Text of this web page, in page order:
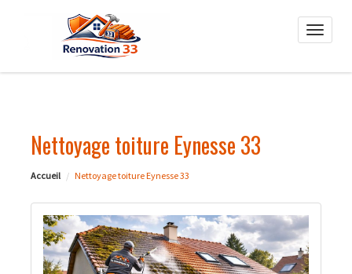
Toggle
Nettoyage toiture Eynesse 33
Accueil Nettoyage toiture Eynesse 33